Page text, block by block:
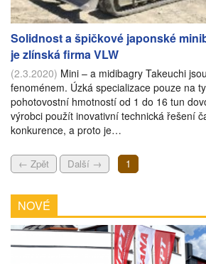
Solidnost a špičkové japonské
je zlínská firma VLW
(2.3.2020) Mini – a midibagry Takeuchi
fenoménem. Úzká specializace pouze na
pohotovostní hmotností od 1 do 16 tun
výrobci použít inovativní technická řešení
konkurence, a proto je…
← Zpět Další → 1
NOVÉ